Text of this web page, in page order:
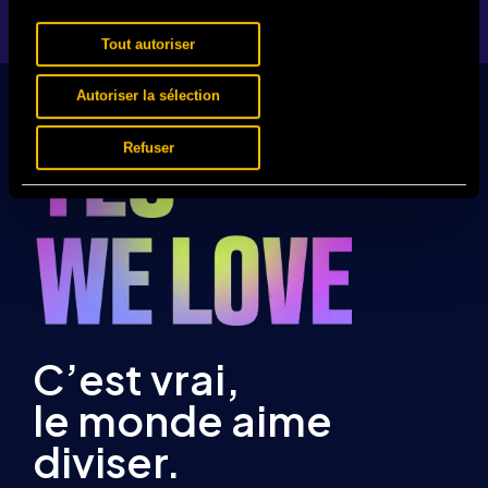
Tout autoriser
Autoriser la sélection
Refuser
… 89
C’est vrai,
le monde aime
diviser.